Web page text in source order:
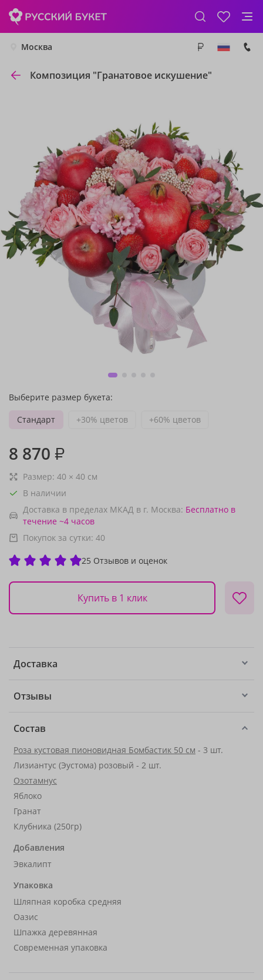
Москва
Композиция "Гранатовое искушение"
Выберите размер букета:
Стандарт
+30% цветов +60% цветов
8 870 ₽
Размер: 40 × 40 см
В наличии
Доставка в пределах МКАД в г. Москва: Бесплатно в
течение ~4 часов
Покупок за сутки: 40
25 Отзывов и оценок
Купить в 1 клик
Доставка
Отзывы
Состав
Роза кустовая пионовидная Бомбастик 50 см - 3 шт.
Лизиантус (Эустома) розовый - 2 шт.
Озотамнус
Яблоко
Гранат
Клубника (250гр)
Добавления
Эвкалипт
Упаковка
Шляпная коробка средняя
Оазис
Шпажка деревянная
Современная упаковка